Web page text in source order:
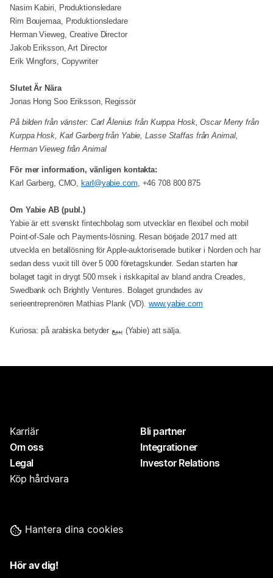
Nasim Kabiri, Produktionsledare
Rim Boujemaa, Produktionsledare
Herman Vieweg, Creative Director
Jakob Eriksson, Art Director
Erik Wingfors, Copywriter
Slutet Är Nära
Jonas Hong Soo Eriksson, Regissör
På bilden från vänster: Carl Ålenius från Kurppa Hosk, Oscar Merry från
Kurppa Hosk, Karl Garberg från Yabie, Lasse Staffas från Animal,
Herman Vieweg från Animal
För mer information, vänligen kontakta:
Karl Garberg, CMO, karl@yabie.com, +46 708 800 875
Om Yabie AB (publ.)
Yabie är ett svenskt fintechbolag som utvecklar en flexibel och mobil
Point-of-Sale och Payments-lösning. Resan började 2017 med att
utveckla en betallösning för Apple-auktoriserade butiker i Norden och har
sedan dess vuxit till över 5 000 företagskunder. Sedan starten har
bolaget tagit in drygt 500 msek i riskkapital av bland andra Creades,
Swedbank och Brightly Ventures. Bolaget grundades av
serieentreprenören Mathias Plank (VD).www.yabie.com
Kuriosa: på arabiska betyder يبيع (Yabie) att sälja.
Karriär
Om oss
Legal
Köp hårdvara
Hantera dina cookies
Bli partner
Integrationer
Investor Relations
Hör av dig!